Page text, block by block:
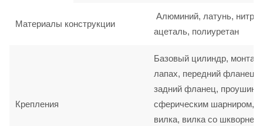
Материалы конструкции
Алюминий, латунь,
ацеталь, полиуретан
Крепления
Базовый цилиндр, монтаж
лапах, передний фланец,
задний фланец, проушина
сферическим шарниром,
вилка, вилка со шкворнем,